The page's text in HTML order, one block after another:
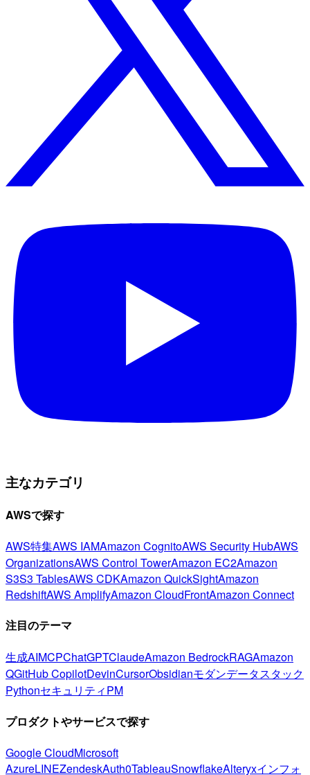
主なカテゴリ
AWSで探す
AWS特集AWS IAMAmazon CognitoAWS Security HubAWS
OrganizationsAWS Control TowerAmazon EC2Amazon
S3S3 TablesAWS CDKAmazon QuickSightAmazon
RedshiftAWS AmplifyAmazon CloudFrontAmazon Connect
注目のテーマ
生成AIMCPChatGPTClaudeAmazon BedrockRAGAmazon
QGitHub CopilotDevinCursorObsidianモダンデータスタック
PythonセキュリティPM
プロダクトやサービスで探す
Google CloudMicrosoft
AzureLINEZendeskAuth0TableauSnowflakeAlteryxインフォ